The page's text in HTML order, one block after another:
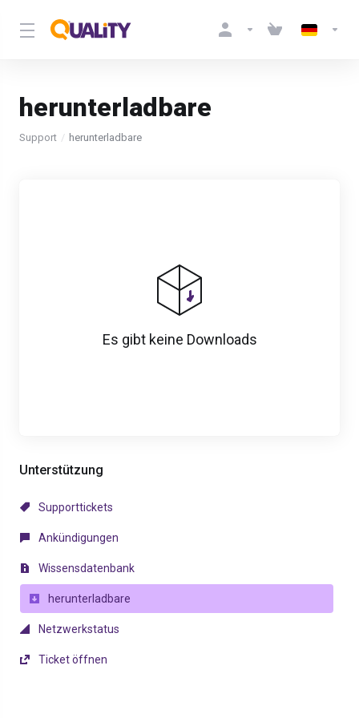
herunterladbare
Support herunterladbare
Unterstützung
Supporttickets
Ankündigungen
Wissensdatenbank
herunterladbare
Netzwerkstatus
Ticket öffnen
Es gibt keine Downloads